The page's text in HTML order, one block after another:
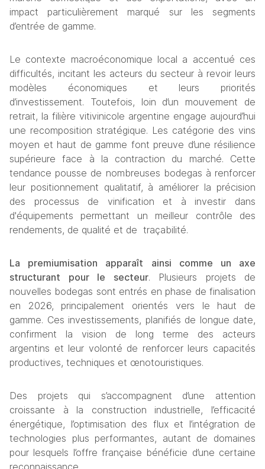
impact particulièrement marqué sur les segments
d’entrée de gamme.
Le contexte macroéconomique local a accentué ces
difficultés, incitant les acteurs du secteur à revoir leurs
modèles économiques et leurs priorités
d’investissement. Toutefois, loin d’un mouvement de
retrait, la filière vitivinicole argentine engage aujourd’hui
une recomposition stratégique. Les catégorie des vins
moyen et haut de gamme font preuve d’une résilience
supérieure face à la contraction du marché. Cette
tendance pousse de nombreuses bodegas à renforcer
leur positionnement qualitatif, à améliorer la précision
des processus de vinification et à investir dans
d'équipements permettant un meilleur contrôle des
rendements, de qualité et de  traçabilité.
La premiumisation apparaît ainsi comme un axe
structurant pour le secteur. Plusieurs projets de
nouvelles bodegas sont entrés en phase de finalisation
en 2026, principalement orientés vers le haut de
gamme. Ces investissements, planifiés de longue date,
confirment la vision de long terme des acteurs
argentins et leur volonté de renforcer leurs capacités
productives, techniques et œnotouristiques.
Des projets qui s’accompagnent d’une attention
croissante à la construction industrielle, l’efficacité
énergétique, l’optimisation des flux et l’intégration de
technologies plus performantes, autant de domaines
pour lesquels l’offre française bénéficie d’une certaine